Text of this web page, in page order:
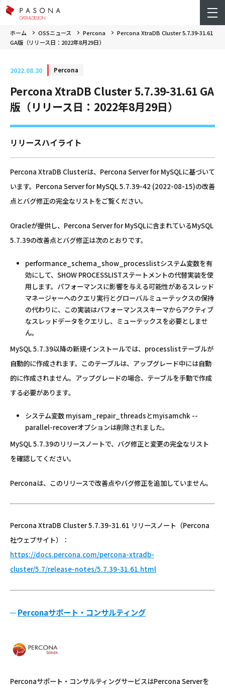
ホーム OSSニュース Percona
Percona XtraDB Cluster 5.7.39-31.61
GA版（リリース日：2022年8月29日）
2022.08.30 Percona
Percona XtraDB Cluster 5.7.39-31.61 GA
版（リリース日：2022年8月29日）
リリースハイライト
Percona XtraDB Clusterは、Percona Server for MySQLに基づいて
います。Percona Server for MySQL 5.7.39-42 (2022-08-15)の改善
点とバグ修正の完全なリストをご覧ください。
Oracleが提供し、Percona Server for MySQLに含まれているMySQL
5.7.39の改善点とバグ修正は次のとおりです。
performance_schema_show_processlistシステム変数を有
効にして、SHOW PROCESSLISTステートメントの代替実装を使
用します。パフォーマンスに影響を与える可能性があるスレッド
マネージャーへのクエリ実行とグローバルミューテックスの保持
の代わりに、この実装はパフォーマンススキーマからアクティブ
なスレッドデータをクエリし、ミューテックスを必要としませ
ん。
MySQL 5.7.39以降の新規インストールでは、processlistテーブルが
自動的に作成されます。このテーブルは、アップグレード中には自動
的に作成されません。アップグレードの場合、テーブルを手動で作成
する必要があります。
システム変数 myisam_repair_threadsとmyisamchk --
parallel-recoverオプションは削除されました。
MySQL 5.7.39のリリースノートで、バグ修正と変更の完全なリスト
を確認してください。
Perconaは、このリリースで改善点やバグ修正を追加していません。
Percona XtraDB Cluster 5.7.39-31.61 リリースノート（Percona
社ウェブサイト）：
https://docs.percona.com/percona-xtradb-
cluster/5.7/release-notes/5.7.39-31.61.html
Perconaサポート・コンサルティング
Perconaサポート・コンサルティングサービスはPercona Serverを